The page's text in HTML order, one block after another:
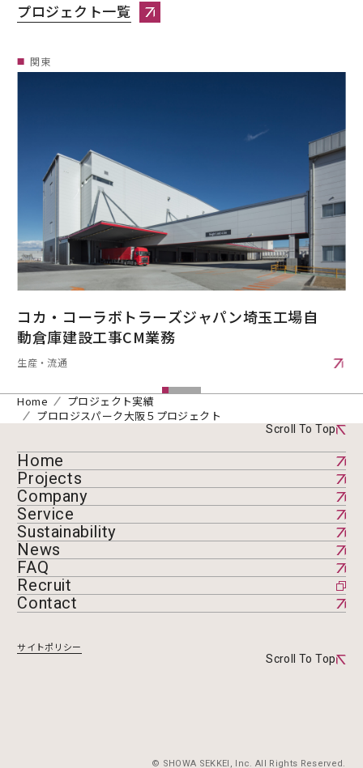
プロジェクト一覧
プロジェクト一覧へページ遷移します。
関東
コカ・コーラボトラーズジャパン埼玉工場自
動倉庫建設工事CM業務
生産・流通
Home
プロジェクト実績
プロロジスパーク大阪５プロジェクト
Scroll To Top
Home
Projects
Company
Service
Sustainability
News
FAQ
Recruit
Contact
サイトポリシー
Scroll To Top
© SHOWA SEKKEI, Inc. All Rights Reserved.